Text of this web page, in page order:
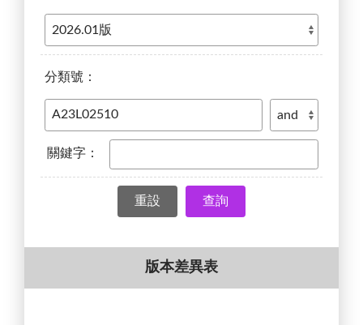
分類號：
關鍵字：
查詢
版本差異表